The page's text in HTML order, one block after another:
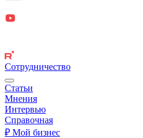
Сотрудничество
Статьи
Мнения
Интервью
Справочная
₽ Мой бизнес